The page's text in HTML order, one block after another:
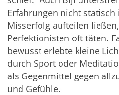
Erfahrungen nicht statisch
Misserfolg aufteilen
Perfektionisten oft täten.
bewusst erlebte kleine
durch Sport oder
als Gegenmittel gegen
und Gefühle.